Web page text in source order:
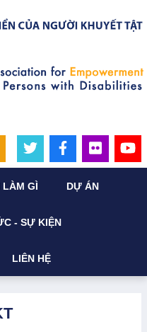
GÌ DỰ ÁN
- SỰ KIỆN
LIÊN HỆ